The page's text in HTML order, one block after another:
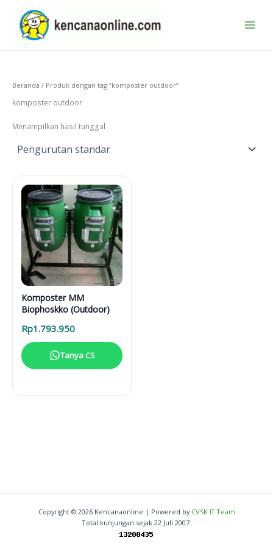
konten
Beranda / Produk dengan tag “komposter outdoor”
komposter outdoor
Menampilkan hasil tunggal
Komposter MM
Biophoskko (Outdoor)
Rp1.793.950
Tanya CS
Copyright © 2026 Kencanaonline | Powered by CVSK IT Team
Total kunjungan sejak 22 Juli 2007: